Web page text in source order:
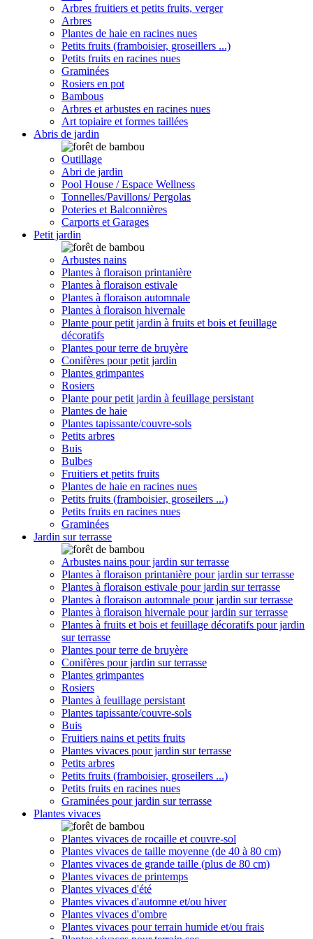
Arbres fruitiers et petits fruits, verger
Arbres
Plantes de haie en racines nues
Petits fruits (framboisier, groseillers ...)
Petits fruits en racines nues
Graminées
Rosiers en pot
Bambous
Arbres et arbustes en racines nues
Art topiaire et formes taillées
Abris de jardin
Outillage
Abri de jardin
Pool House / Espace Wellness
Tonnelles/Pavillons/ Pergolas
Poteries et Balconnières
Carports et Garages
Petit jardin
Arbustes nains
Plantes à floraison printanière
Plantes à floraison estivale
Plantes à floraison automnale
Plantes à floraison hivernale
Plante pour petit jardin à fruits et bois et feuillage
décoratifs
Plantes pour terre de bruyère
Conifères pour petit jardin
Plantes grimpantes
Rosiers
Plante pour petit jardin à feuillage persistant
Plantes de haie
Plantes tapissante/couvre-sols
Petits arbres
Buis
Bulbes
Fruitiers et petits fruits
Plantes de haie en racines nues
Petits fruits (framboisier, groseilers ...)
Petits fruits en racines nues
Graminées
Jardin sur terrasse
Arbustes nains pour jardin sur terrasse
Plantes à floraison printanière pour jardin sur terrasse
Plantes à floraison estivale pour jardin sur terrasse
Plantes à floraison automnale pour jardin sur terrasse
Plantes à floraison hivernale pour jardin sur terrasse
Plantes à fruits et bois et feuillage décoratifs pour jardin
sur terrasse
Plantes pour terre de bruyère
Conifères pour jardin sur terrasse
Plantes grimpantes
Rosiers
Plantes à feuillage persistant
Plantes tapissante/couvre-sols
Buis
Fruitiers nains et petits fruits
Plantes vivaces pour jardin sur terrasse
Petits arbres
Petits fruits (framboisier, groseilers ...)
Petits fruits en racines nues
Graminées pour jardin sur terrasse
Plantes vivaces
Plantes vivaces de rocaille et couvre-sol
Plantes vivaces de taille moyenne (de 40 à 80 cm)
Plantes vivaces de grande taille (plus de 80 cm)
Plantes vivaces de printemps
Plantes vivaces d'été
Plantes vivaces d'automne et/ou hiver
Plantes vivaces d'ombre
Plantes vivaces pour terrain humide et/ou frais